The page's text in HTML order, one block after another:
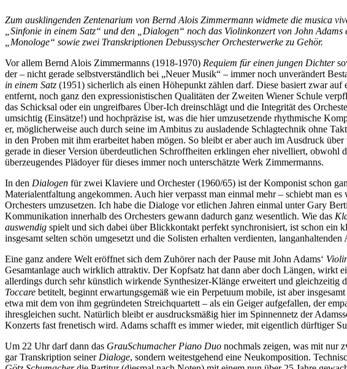
Zum ausklingenden Zentenarium von Bernd Alois Zimmermann widmete die musica
„Sinfonie in einem Satz“ und den „Dialogen“ noch das Violinkonzert von John
„Monologe“ sowie zwei Transkriptionen Debussyscher Orchesterwerke zu Gehör.
Vor allem Bernd Alois Zimmermanns (1918-1970) Requiem für einen jungen Dichter
der – nicht gerade selbstverständlich bei „Neuer Musik“ – immer noch unverändert
in einem Satz (1951) sicherlich als einen Höhepunkt zählen darf. Diese basiert zwar
entfernt, noch ganz den expressionistischen Qualitäten der Zweiten Wiener Schule
das Schicksal oder ein ungreifbares Über-Ich dreinschlägt und die Integrität des
umsichtig (Einsätze!) und hochpräzise ist, was die hier umzusetzende rhythmische
er, möglicherweise auch durch seine im Ambitus zu ausladende Schlagtechnik ohne
in den Proben mit ihm erarbeitet haben mögen. So bleibt er aber auch im Ausdruck
gerade in dieser Version überdeutlichen Schroffheiten erklingen eher nivelliert,
überzeugendes Plädoyer für dieses immer noch unterschätzte Werk Zimmermanns.
In den Dialogen für zwei Klaviere und Orchester (1960/65) ist der Komponist schon
Materialentfaltung angekommen. Auch hier verpasst man einmal mehr – schiebt man
Orchesters umzusetzen. Ich habe die Dialoge vor etlichen Jahren einmal unter Gary
Kommunikation innerhalb des Orchesters gewann dadurch ganz wesentlich. Wie das
auswendig spielt und sich dabei über Blickkontakt perfekt synchronisiert, ist schon ein
insgesamt selten schön umgesetzt und die Solisten erhalten verdienten, langanhaltenden
Eine ganz andere Welt eröffnet sich dem Zuhörer nach der Pause mit John Adams‘
Gesamtanlage auch wirklich attraktiv. Der Kopfsatz hat dann aber doch Längen, wirkt
allerdings durch sehr künstlich wirkende Synthesizer-Klänge erweitert und
Toccare betitelt, beginnt erwartungsgemäß wie ein Perpetuum mobile, ist aber
etwa mit dem von ihm gegründeten Streichquartett – als ein Geiger aufgefallen, der
ihresgleichen sucht. Natürlich bleibt er ausdrucksmäßig hier im Spinnennetz der
Konzerts fast frenetisch wird. Adams schafft es immer wieder, mit eigentlich dürftiger
Um 22 Uhr darf dann das GrauSchumacher Piano Duo nochmals zeigen, was mit nur
gar Transkription seiner Dialoge, sondern weitestgehend eine Neukomposition.